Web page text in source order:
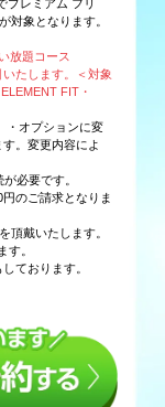
プレミアム フリ
対象となります。
放題コース
いたします。＜対象
FIT・
・オプションに変
。変更内容によ
必要です。
のご請求となりま
頂戴いたします。
す。
ております。